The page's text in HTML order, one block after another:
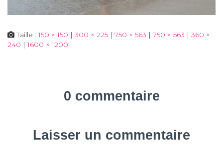
Taille :150 × 150 | 300 × 225 | 750 × 563 | 750 × 563 | 360 ×
240 | 1600 × 1200
0 commentaire
Laisser un commentaire